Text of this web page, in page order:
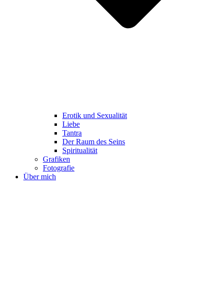
Erotik und Sexualität
Liebe
Tantra
Der Raum des Seins
Spiritualität
Grafiken
Fotografie
Über mich